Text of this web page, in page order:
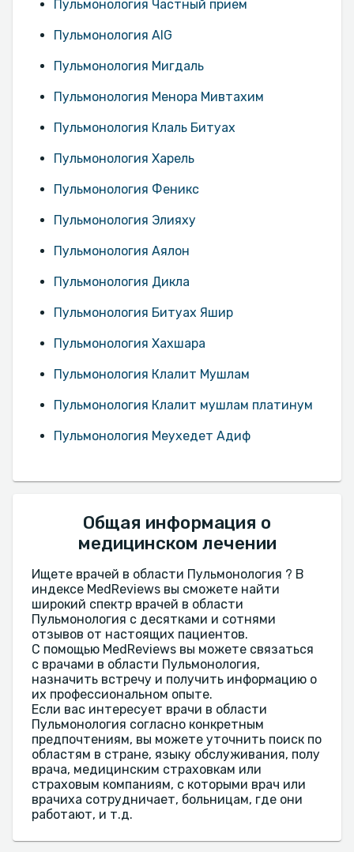
Пульмонология Частный прием
Пульмонология AIG
Пульмонология Мигдаль
Пульмонология Менора Мивтахим
Пульмонология Клаль Битуах
Пульмонология Харель
Пульмонология Феникс
Пульмонология Элияху
Пульмонология Аялон
Пульмонология Дикла
Пульмонология Битуах Яшир
Пульмонология Хахшара
Пульмонология Клалит Мушлам
Пульмонология Клалит мушлам платинум
Пульмонология Меухедет Адиф
Общая информация о
медицинском лечении
Ищете врачей в области Пульмонология ? В
индексе MedReviews вы сможете найти
широкий спектр врачей в области
Пульмонология с десятками и сотнями
отзывов от настоящих пациентов.
С помощью MedReviews вы можете связаться
с врачами в области Пульмонология,
назначить встречу и получить информацию о
их профессиональном опыте.
Если вас интересует врачи в области
Пульмонология согласно конкретным
предпочтениям, вы можете уточнить поиск по
областям в стране, языку обслуживания, полу
врача, медицинским страховкам или
страховым компаниям, с которыми врач или
врачиха сотрудничает, больницам, где они
работают, и т.д.